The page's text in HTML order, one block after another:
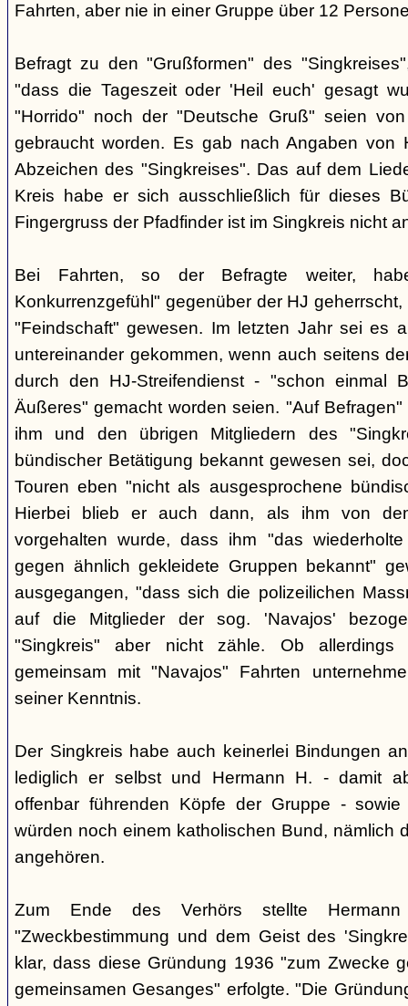
Fahrten, aber nie in einer Gruppe über 12
Befragt zu den "Grußformen" des
"dass die Tageszeit oder 'Heil euch' gesagt
"Horrido" noch der "Deutsche Gruß" seien
gebraucht worden. Es gab nach Angaben von
Abzeichen des "Singkreises". Das auf dem
Kreis habe er sich ausschließlich für dieses
Fingergruss der Pfadfinder ist im Singkreis nicht
Bei Fahrten, so der Befragte weiter,
Konkurrenzgefühl" gegenüber der HJ
"Feindschaft" gewesen. Im letzten Jahr sei es
untereinander gekommen, wenn auch seitens
durch den HJ-Streifendienst - "schon einmal
Äußeres" gemacht worden seien. "Auf
ihm und den übrigen Mitgliedern des
bündischer Betätigung bekannt gewesen sei,
Touren eben "nicht als ausgesprochene
Hierbei blieb er auch dann, als ihm von
vorgehalten wurde, dass ihm "das
gegen ähnlich gekleidete Gruppen bekannt"
ausgegangen, "dass sich die polizeilichen
auf die Mitglieder der sog. 'Navajos'
"Singkreis" aber nicht zähle. Ob allerdings
gemeinsam mit "Navajos" Fahrten
seiner Kenntnis.
Der Singkreis habe auch keinerlei Bindungen
lediglich er selbst und Hermann H. - damit
offenbar führenden Köpfe der Gruppe -
würden noch einem katholischen Bund, nämlich
angehören.
Zum Ende des Verhörs stellte
"Zweckbestimmung und dem Geist des
klar, dass diese Gründung 1936 "zum Zwecke
gemeinsamen Gesanges" erfolgte. "Die